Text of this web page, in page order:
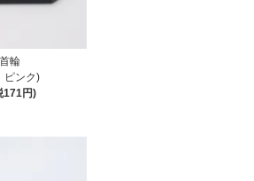
輪
ピンク)
171円)